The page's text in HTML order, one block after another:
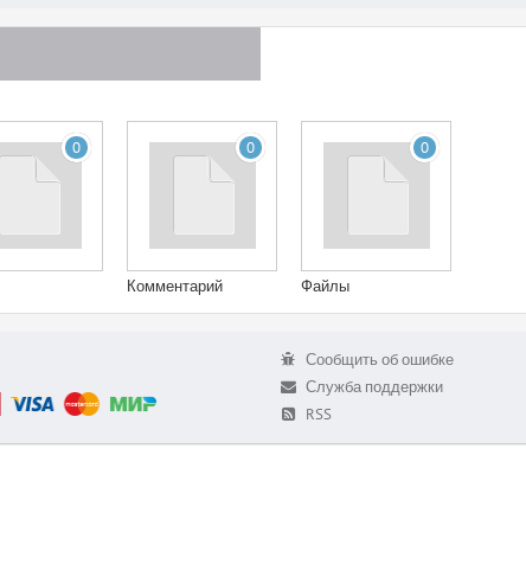
0 0
Комментарий
0
Файлы
Сообщить об ошибке
Служба поддержки
RSS